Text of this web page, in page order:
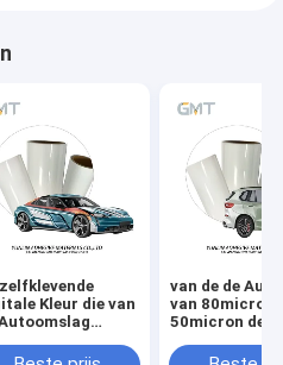
Kleur die van
van de de
van 80micron
50micron de
Veranderende